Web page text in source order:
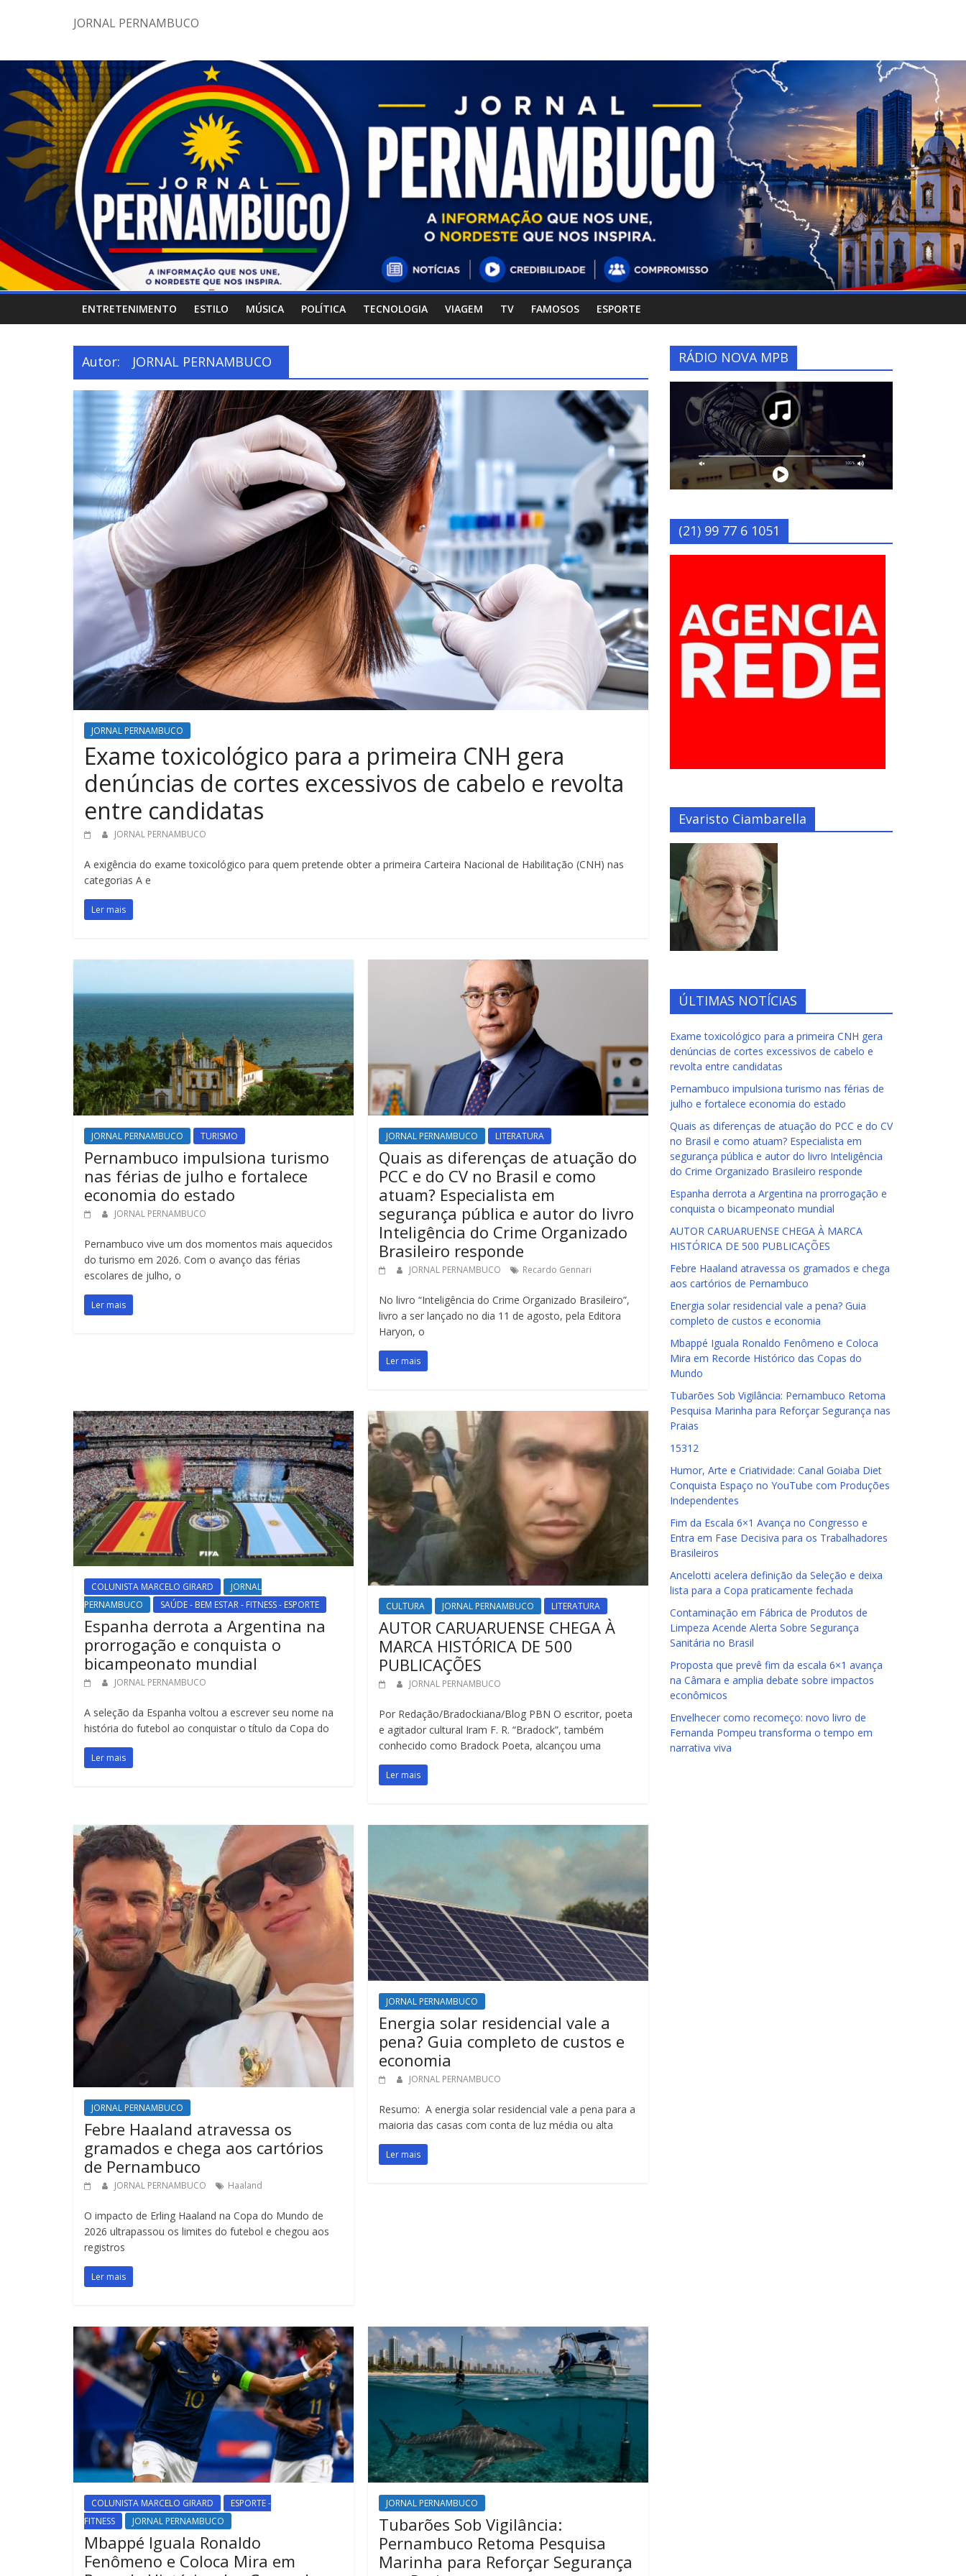
conteúdo
JORNAL PERNAMBUCO
ENTRETENIMENTO ESTILO MÚSICA POLÍTICA TECNOLOGIA VIAGEM TV FAMOSOS ESPORTE
Autor: JORNAL PERNAMBUCO
JORNAL PERNAMBUCO
Exame toxicológico para a primeira CNH gera
denúncias de cortes excessivos de cabelo e revolta
entre candidatas
JORNAL PERNAMBUCO
A exigência do exame toxicológico para quem pretende obter a primeira Carteira Nacional de Habilitação (CNH) nas
categorias A e
Ler mais
JORNAL PERNAMBUCO TURISMO
Pernambuco impulsiona turismo
nas férias de julho e fortalece
economia do estado
JORNAL PERNAMBUCO
Pernambuco vive um dos momentos mais aquecidos
do turismo em 2026. Com o avanço das férias
escolares de julho, o
Ler mais
JORNAL PERNAMBUCO LITERATURA
Quais as diferenças de atuação do
PCC e do CV no Brasil e como
atuam? Especialista em
segurança pública e autor do livro
Inteligência do Crime Organizado
Brasileiro responde
JORNAL PERNAMBUCO Recardo Gennari
No livro “Inteligência do Crime Organizado Brasileiro”,
livro a ser lançado no dia 11 de agosto, pela Editora
Haryon, o
Ler mais
COLUNISTA MARCELO GIRARD
JORNAL
PERNAMBUCO
SAÚDE - BEM ESTAR - FITNESS - ESPORTE
Espanha derrota a Argentina na
prorrogação e conquista o
bicampeonato mundial
JORNAL PERNAMBUCO
A seleção da Espanha voltou a escrever seu nome na
história do futebol ao conquistar o título da Copa do
Ler mais
CULTURA JORNAL PERNAMBUCO LITERATURA
AUTOR CARUARUENSE CHEGA À
MARCA HISTÓRICA DE 500
PUBLICAÇÕES
JORNAL PERNAMBUCO
Por Redação/Bradockiana/Blog PBN O escritor, poeta
e agitador cultural Iram F. R. “Bradock”, também
conhecido como Bradock Poeta, alcançou uma
Ler mais
JORNAL PERNAMBUCO
Febre Haaland atravessa os
gramados e chega aos cartórios
de Pernambuco
JORNAL PERNAMBUCO Haaland
O impacto de Erling Haaland na Copa do Mundo de
2026 ultrapassou os limites do futebol e chegou aos
registros
Ler mais
JORNAL PERNAMBUCO
Energia solar residencial vale a
pena? Guia completo de custos e
economia
JORNAL PERNAMBUCO
Resumo: A energia solar residencial vale a pena para a
maioria das casas com conta de luz média ou alta
Ler mais
COLUNISTA MARCELO GIRARD
ESPORTE -
FITNESS
JORNAL PERNAMBUCO
Mbappé Iguala Ronaldo
Fenômeno e Coloca Mira em
JORNAL PERNAMBUCO
Tubarões Sob Vigilância:
Pernambuco Retoma Pesquisa
Marinha para Reforçar Segurança
RÁDIO NOVA MPB
(21) 99 77 6 1051
Evaristo Ciambarella
ÚLTIMAS NOTÍCIAS
Exame toxicológico para a primeira CNH gera
denúncias de cortes excessivos de cabelo e
revolta entre candidatas
Pernambuco impulsiona turismo nas férias de
julho e fortalece economia do estado
Quais as diferenças de atuação do PCC e do CV
no Brasil e como atuam? Especialista em
segurança pública e autor do livro Inteligência
do Crime Organizado Brasileiro responde
Espanha derrota a Argentina na prorrogação e
conquista o bicampeonato mundial
AUTOR CARUARUENSE CHEGA À MARCA
HISTÓRICA DE 500 PUBLICAÇÕES
Febre Haaland atravessa os gramados e chega
aos cartórios de Pernambuco
Energia solar residencial vale a pena? Guia
completo de custos e economia
Mbappé Iguala Ronaldo Fenômeno e Coloca
Mira em Recorde Histórico das Copas do
Mundo
Tubarões Sob Vigilância: Pernambuco Retoma
Pesquisa Marinha para Reforçar Segurança nas
Praias
15312
Humor, Arte e Criatividade: Canal Goiaba Diet
Conquista Espaço no YouTube com Produções
Independentes
Fim da Escala 6×1 Avança no Congresso e
Entra em Fase Decisiva para os Trabalhadores
Brasileiros
Ancelotti acelera definição da Seleção e deixa
lista para a Copa praticamente fechada
Contaminação em Fábrica de Produtos de
Limpeza Acende Alerta Sobre Segurança
Sanitária no Brasil
Proposta que prevê fim da escala 6×1 avança
na Câmara e amplia debate sobre impactos
econômicos
Envelhecer como recomeço: novo livro de
Fernanda Pompeu transforma o tempo em
narrativa viva